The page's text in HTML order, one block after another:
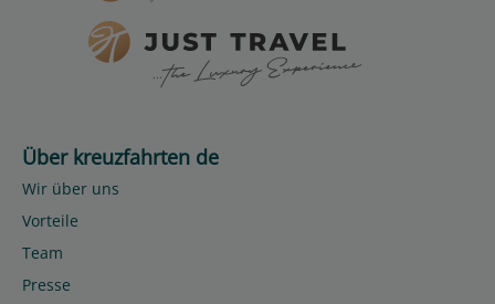
Über kreuzfahrten de
Wir über uns
Vorteile
Team
Presse